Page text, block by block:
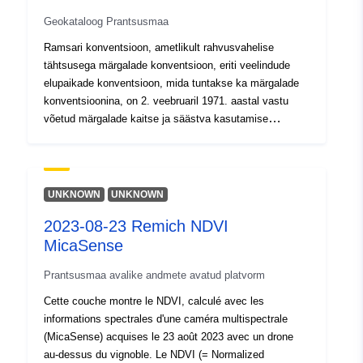
Geokataloog Prantsusmaa
Ramsari konventsioon, ametlikult rahvusvahelise
tähtsusega märgalade konventsioon, eriti veelindude
elupaikade konventsioon, mida tuntakse ka märgalade
konventsioonina, on 2. veebruaril 1971. aastal vastu
võetud märgalade kaitse ja säästva kasutamise
tunnustades nende ökoloogilist funktsiooni ja
majanduslikku, kultuurilist, teaduslikku ja puhkeväärtust.
UNKNOWN UNKNOWN
2023-08-23 Remich NDVI
MicaSense
Prantsusmaa avalike andmete avatud platvorm
Cette couche montre le NDVI, calculé avec les
informations spectrales d'une caméra multispectrale
(MicaSense) acquises le 23 août 2023 avec un drone
au-dessus du vignoble. Le NDVI (= Normalized